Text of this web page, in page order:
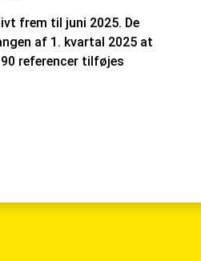
frem til juni 2025. De
af 1. kvartal 2025 at
referencer tilføjes